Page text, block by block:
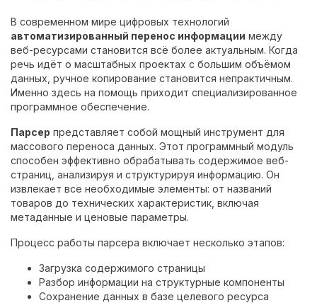
В современном мире цифровых технологий
автоматизированный перенос информации между
веб-ресурсами становится всё более актуальным. Когда
речь идёт о масштабных проектах с большим объёмом
данных, ручное копирование становится непрактичным.
Именно здесь на помощь приходит специализированное
программное обеспечение.
Парсер представляет собой мощный инструмент для
массового переноса данных. Этот программный модуль
способен эффективно обрабатывать содержимое веб-
страниц, анализируя и структурируя информацию. Он
извлекает все необходимые элементы: от названий
товаров до технических характеристик, включая
метаданные и ценовые параметры.
Процесс работы парсера включает несколько этапов:
Загрузка содержимого страницы
Разбор информации на структурные компоненты
Сохранение данных в базе целевого ресурса